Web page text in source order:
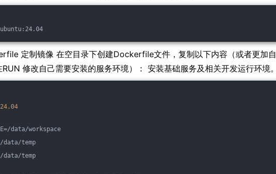
定制镜像 在空目录下创建Dockerfile文件，复制以下内容（或者更加自
修改自己需要安装的服务环境）： 安装基础服务及相关开发运行环境。
24.04
data/workspace
data/temp
data/temp